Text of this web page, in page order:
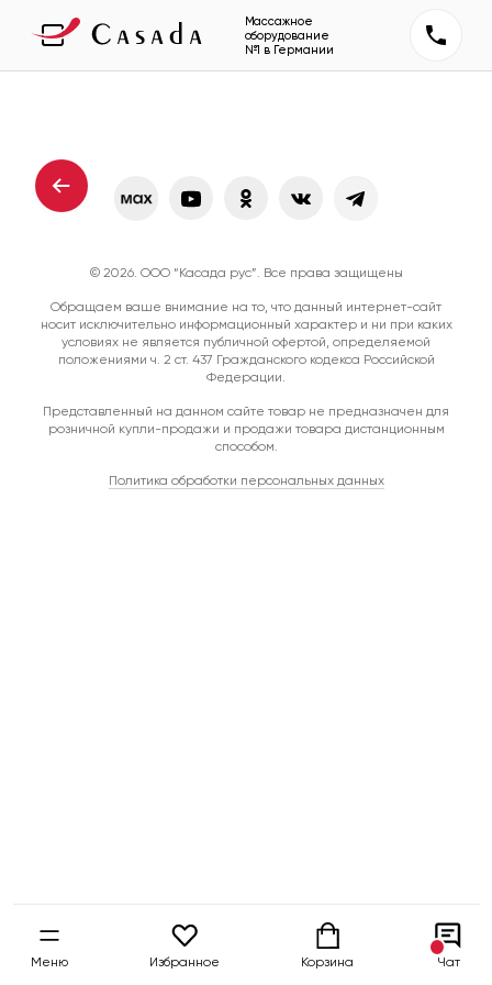
Массажное
оборудование
№1 в Германии
© 2026. ООО “Касада рус”. Все права защищены
Обращаем ваше внимание на то, что данный интернет-сайт
носит исключительно информационный характер и ни при каких
условиях не является публичной офертой, определяемой
положениями ч. 2 ст. 437 Гражданского кодекса Российской
Федерации.
Представленный на данном сайте товар не предназначен для
розничной купли-продажи и продажи товара дистанционным
способом.
Политика обработки персональных данных
Меню Избранное Корзина Чат